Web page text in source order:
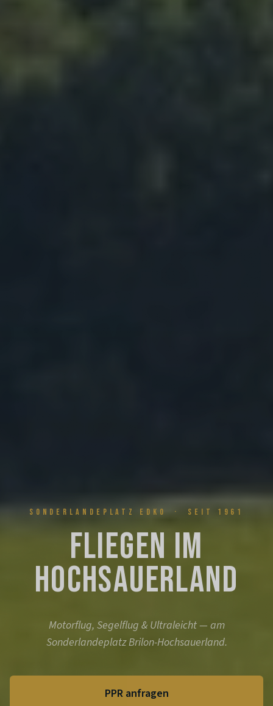
SONDERLANDEPLATZ EDKO · SEIT 1961
Fliegen im
Hochsauerland
Motorflug, Segelflug & Ultraleicht — am
Sonderlandeplatz Brilon-Hochsauerland.
PPR anfragen